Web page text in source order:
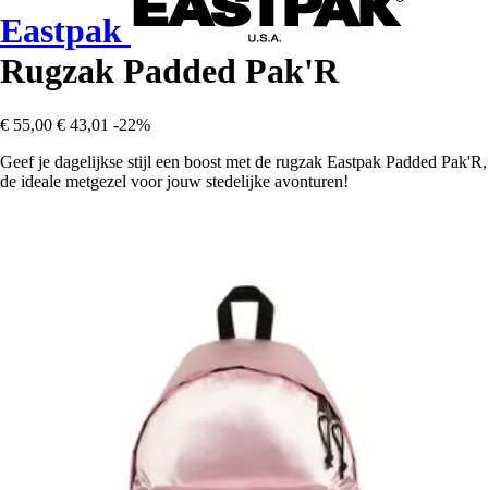
Eastpak
Rugzak Padded Pak'R
€ 55,00 € 43,01 -22%
Geef je dagelijkse stijl een boost met de rugzak Eastpak Padded Pak'R,
de ideale metgezel voor jouw stedelijke avonturen!